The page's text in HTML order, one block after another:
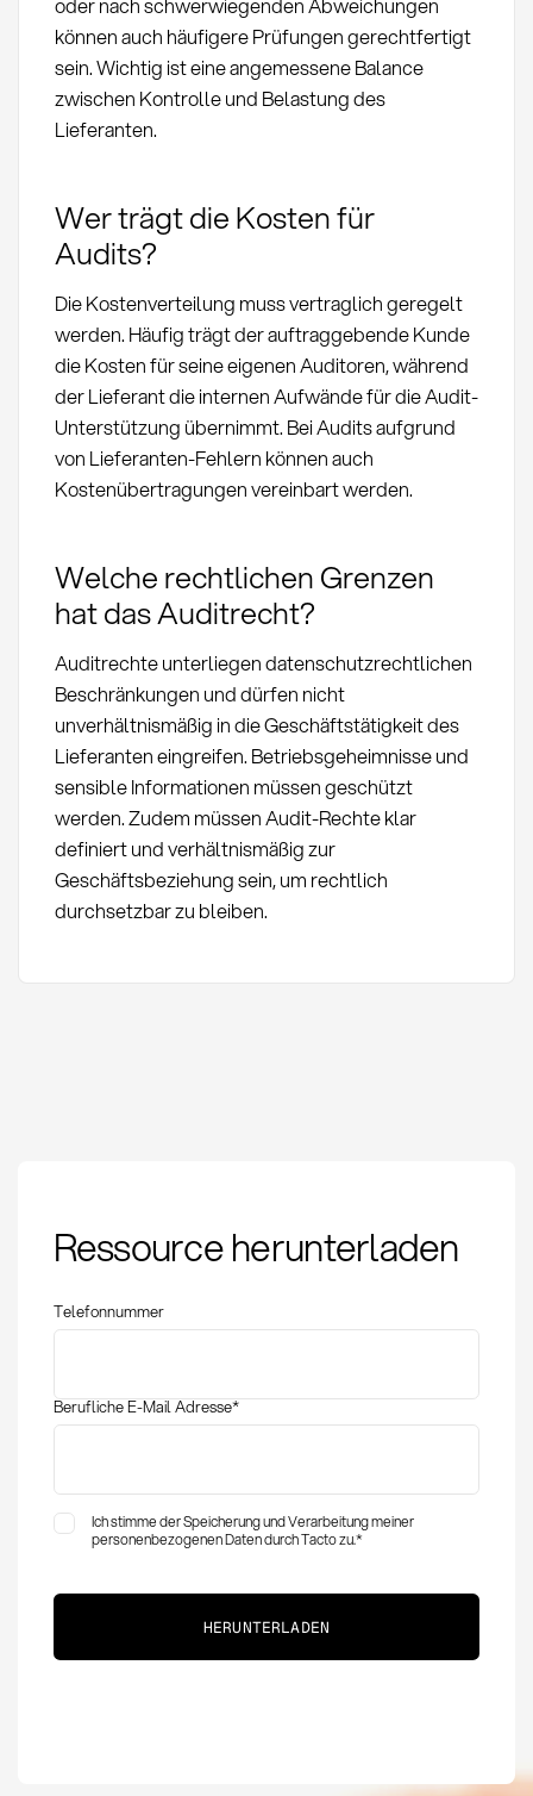
oder nach schwerwiegenden Abweichungen
können auch häufigere Prüfungen gerechtfertigt
sein. Wichtig ist eine angemessene Balance
zwischen Kontrolle und Belastung des
Lieferanten.
Wer trägt die Kosten für
Audits?
Die Kostenverteilung muss vertraglich geregelt
werden. Häufig trägt der auftraggebende Kunde
die Kosten für seine eigenen Auditoren, während
der Lieferant die internen Aufwände für die Audit-
Unterstützung übernimmt. Bei Audits aufgrund
von Lieferanten-Fehlern können auch
Kostenübertragungen vereinbart werden.
Welche rechtlichen Grenzen
hat das Auditrecht?
Auditrechte unterliegen datenschutzrechtlichen
Beschränkungen und dürfen nicht
unverhältnismäßig in die Geschäftstätigkeit des
Lieferanten eingreifen. Betriebsgeheimnisse und
sensible Informationen müssen geschützt
werden. Zudem müssen Audit-Rechte klar
definiert und verhältnismäßig zur
Geschäftsbeziehung sein, um rechtlich
durchsetzbar zu bleiben.
Methoden und
Anwendung im
Ressource herunterladen
Telefonnummer
Berufliche E-Mail Adresse*
Ich stimme der Speicherung und Verarbeitung meiner
personenbezogenen Daten durch Tacto zu.*